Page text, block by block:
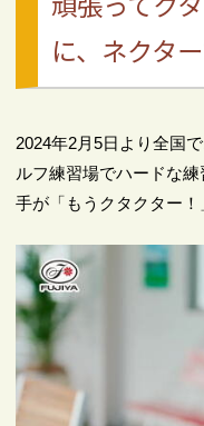
に、ネクタ
2024年2月5日より全国
ルフ練習場でハードな
手が「もうクタクター！